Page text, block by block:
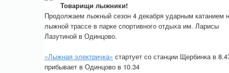
Товарищи лыжники!
Продолжаем лыжный сезон 4 декабря ударным катанием
лыжной трассе в парке спортивного отдыха им. Ларисы
Лазутиной в Одинцово.
«Лыжная электричка» стартует со станции Щербинка в
прибывает в Одинцово в 10.34